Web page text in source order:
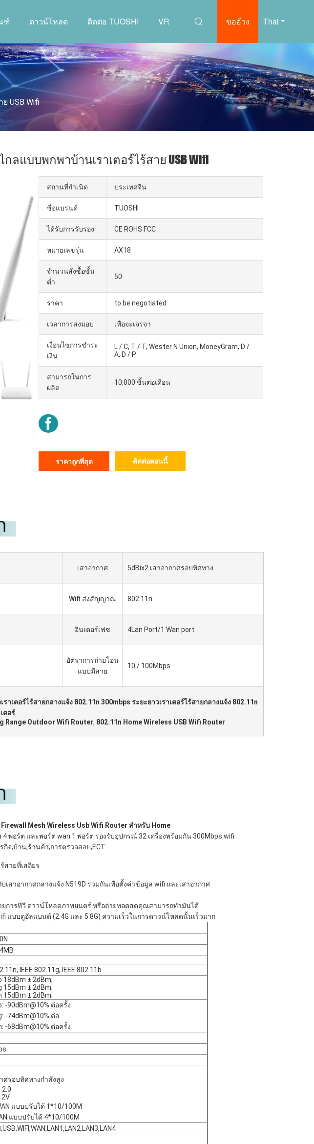
Thai
ขออ้าง
ฑ์ ดาวน์โหลด ติดต่อ TUOSHI VR
USB Wifi
กับ
กลแบบพกพาบ้านเราเตอร์ไร้สาย USB Wifi
สถานที่กำเนิด ประเทศจีน
ชื่อแบรนด์ TUOSHI
ได้รับการรับรอง CE ROHS FCC
หมายเลขรุ่น AX18
จำนวนสั่งซื้อขั้น
ต่ำ
50
ราคา to be negotiated
เวลาการส่งมอบ เพื่อจะเจรจา
เงื่อนไขการชำระ
เงิน
L / C, T / T, Wester N Union, MoneyGram, D /
A, D / P
สามารถในการ
ผลิต
10,000 ชิ้นต่อเดือน
ราคาถูกที่สุด ติดต่อตอนนี้
เสาอากาศ 5dBix2 เสาอากาศรอบทิศทาง
Wifi ส่งสัญญาณ 802.11n
อินเตอร์เฟซ 4Lan Port/1 Wan port
อัตราการถ่ายโอน
แบบมีสาย
10 / 100Mbps
ราเตอร์ไร้สายกลางแจ้ง 802.11n 300mbps ระยะยาวเราเตอร์ไร้สายกลางแจ้ง 802.11n
ตอร์
Range Outdoor Wifi Router, 802.11n Home Wireless USB Wifi Router
Mesh Wireless Usb Wifi Router สำหรับ Home
4 พอร์ต และพอร์ต wan 1 พอร์ต รองรับอุปกรณ์ 32 เครื่องพร้อมกัน 300Mbps wifi
จ,บ้าน,ร้านค้า,การตรวจสอบ,ECT.
สายที่เสถียร
เสาอากาศกลางแจ้ง N519D รวมกันเพื่อตั้งค่าข้อมูล wifi และเสาอากาศ
ยการทีวี ดาวน์โหลดภาพยนตร์ หรือถ่ายทอดสดคุณสามารถทำมันได้
แบบดูอัลแบนด์ (2.4G และ 5.8G) ความเร็วในการดาวน์โหลดนั้นเร็วมาก
IEEE 802.11g, IEEE 802.11b
18dBm ± 2dBm;
15dBm ± 2dBm;
15dBm ± 2dBm;
-90dBm@10% ต่อครั้ง
-74dBm@10% ต่อ
-68dBm@10% ต่อครั้ง
ศรอบทิศทางกำลังสูง
2.0
แบบปรับได้ 1*10/100M
แบบปรับได้ 4*10/100M